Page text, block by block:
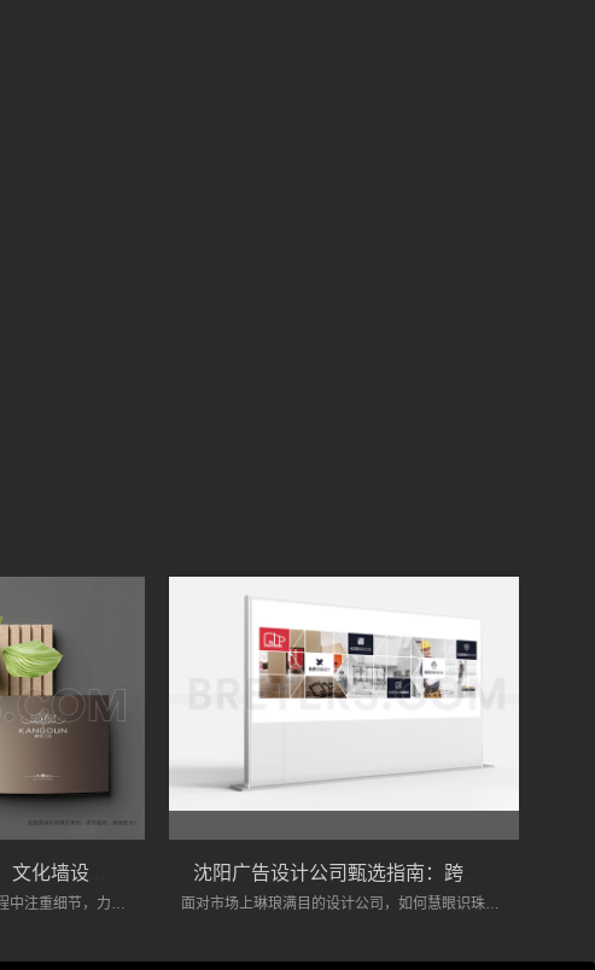
沈阳文化墙设计公司在设计过程中注重细节，力求为用户提供优质的服务。通过文化墙设计，不仅能够提升空间美感、传承历史文化，还能强化品牌形象、优化空间功能、促进文化交流，同时降低装修成本。 面对市场上琳琅满目的设计公司，如何慧眼识珠，避免“踩坑”，今天，我们就来聊聊甄选沈阳广告设计公司时，一个常被忽视却至关重要的考量因素——跨行业案例的丰富度，并探讨为何“翼风传力”可以作为你避坑的参考。